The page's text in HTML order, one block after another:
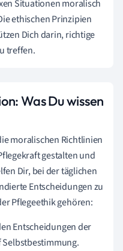
Situationen moralisch
ethischen Prinzipien
Dich darin, richtige
treffen.
Was Du wissen
moralischen Richtlinien
gestalten und
Dir, bei der täglichen
Entscheidungen zu
Pflegeethik gehören:
Entscheidungen der
Selbstbestimmung.